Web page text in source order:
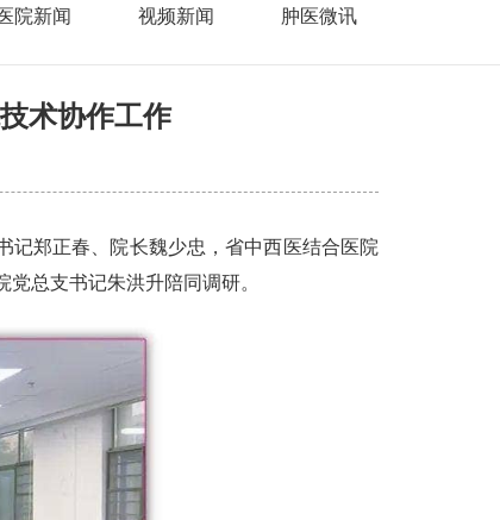
院新闻 视频新闻 肿医微讯
术协作工作
郑正春、院长魏少忠，省中西医结合医院
总支书记朱洪升陪同调研。